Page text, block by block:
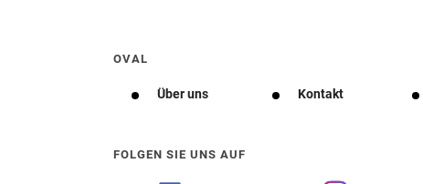
OVAL
Über uns Kontakt
FOLGEN SIE UNS AUF